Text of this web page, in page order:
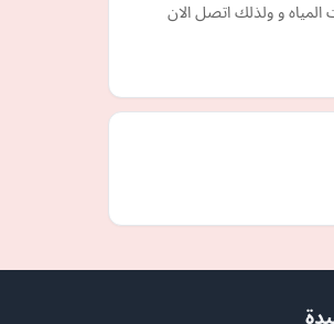
و ولذلك اتصل الان